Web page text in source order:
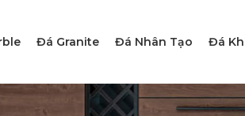
Đá Granite Đá Nhân Tạo Đá